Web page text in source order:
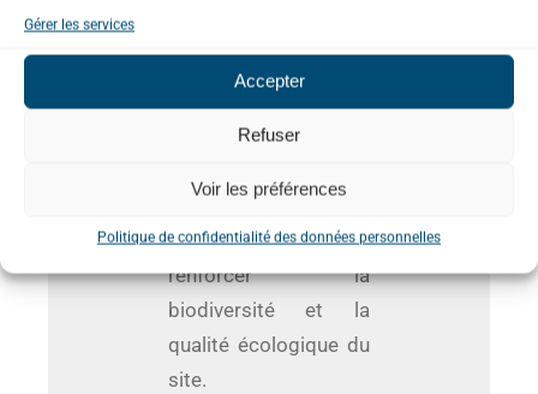
Gérer les services
Accepter
Refuser
Voir les préférences
Politique de confidentialité des données personnelles
conservée sur l’ancien
ripisylve sera
densifiée pour
renforcer la
biodiversité et la
qualité écologique du
site.